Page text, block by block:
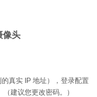
像头
真实 IP 地址），登录配置
建议您更改密码。）